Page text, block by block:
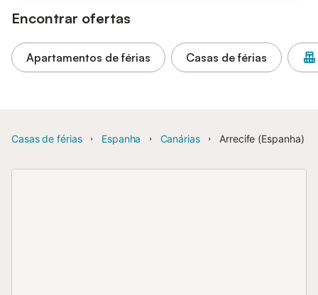
Encontrar ofertas
Apartamentos de férias Casas de férias
Casas de férias Espanha Canárias Arrecife (Espanha)